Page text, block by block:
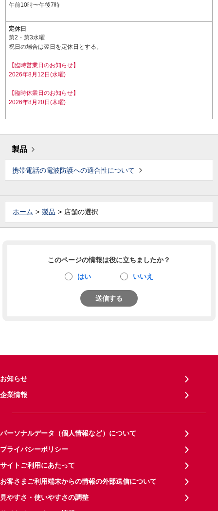
午前10時〜午後7時
定休日
第2・第3水曜
祝日の場合は翌日を定休日とする。
【臨時営業日のお知らせ】
2026年8月12日(水曜)
【臨時休業日のお知らせ】
2026年8月20日(木曜)
製品
携帯電話の電波防護への適合性について
ホーム 製品 店舗の選択
このページの情報は役に立ちましたか？
はい いいえ
送信する
お知らせ
企業情報
パーソナルデータ（個人情報など）について
プライバシーポリシー
サイトご利用にあたって
お客さまご利用端末からの情報の外部送信について
見やすさ・使いやすさの調整